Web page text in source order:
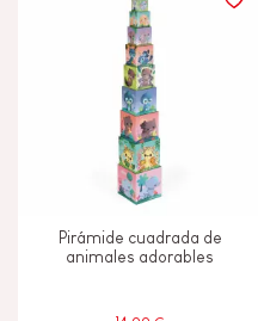
Pirámide cuadrada de
animales adorables